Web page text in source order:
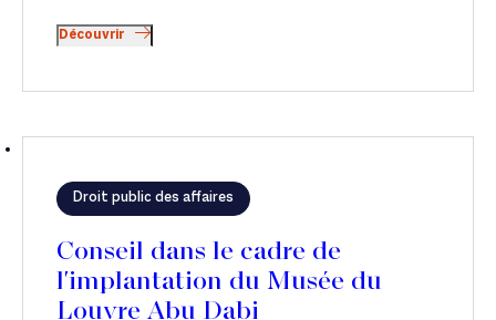
Découvrir
Droit public des affaires
Conseil dans le cadre de
l'implantation du Musée du
Louvre Abu Dabi